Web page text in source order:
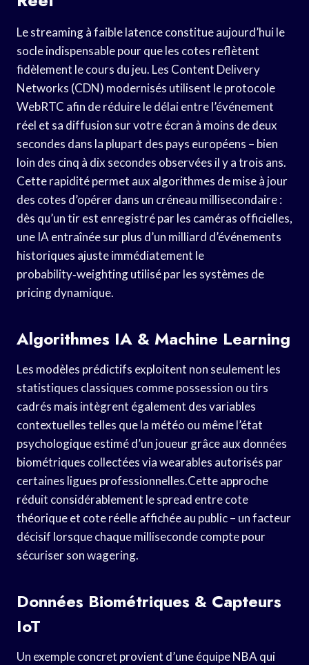
Le streaming à faible latence constitue aujourd’hui le
socle indispensable pour que les cotes reflètent
fidèlement le cours du jeu. Les Content Delivery
Networks (CDN) modernisés utilisent le protocole
WebRTC afin de réduire le délai entre l’événement
réel et sa diffusion sur votre écran à moins de deux
secondes dans la plupart des pays européens – bien
loin des cinq à dix secondes observées il y a trois ans.
Cette rapidité permet aux algorithmes de mise à jour
des cotes d’opérer dans un créneau millisecondaire :
dès qu’un tir est enregistré par les caméras officielles,
une IA entraînée sur plus d’un milliard d’événements
historiques ajuste immédiatement le
probability‑weighting utilisé par les systèmes de
pricing dynamique.
Algorithmes IA & Machine Learning
Les modèles prédictifs exploitent non seulement les
statistiques classiques comme possession ou tirs
cadrés mais intègrent également des variables
contextuelles telles que la météo ou même l’état
psychologique estimé d’un joueur grâce aux données
biométriques collectées via wearables autorisés par
certaines ligues professionnelles.Cette approche
réduit considérablement le spread entre cote
théorique et cote réelle affichée au public – un facteur
décisif lorsque chaque milliseconde compte pour
sécuriser son wagering.
Données Biométriques & Capteurs
IoT
Un exemple concret provient d’une équipe NBA qui